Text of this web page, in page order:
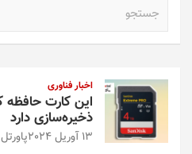
اخبار فناوری
ذخیره‌سازی دارد
13 آوریل 2024 پاورتل